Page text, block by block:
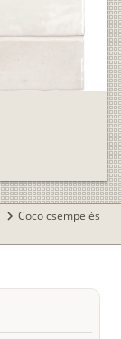
chevron_right Coco csempe és